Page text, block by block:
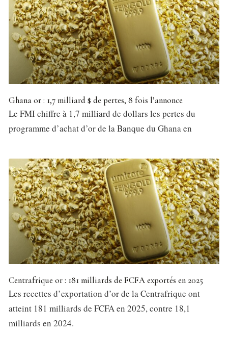
Ghana or : 1,7 milliard $ de pertes, 8 fois l’annonce
Le FMI chiffre à 1,7 milliard de dollars les pertes du
programme d’achat d’or de la Banque du Ghana en
Centrafrique or : 181 milliards de FCFA exportés en 2025
Les recettes d’exportation d’or de la Centrafrique ont
atteint 181 milliards de FCFA en 2025, contre 18,1
milliards en 2024.